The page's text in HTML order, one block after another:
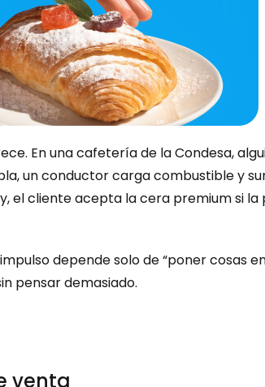
En una cafetería de la Condesa,
un conductor carga combustible y
el cliente acepta la cera premium si
depende solo de “poner cosas
pensar demasiado.
venta